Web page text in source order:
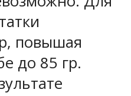
повышая
до 85 гр.